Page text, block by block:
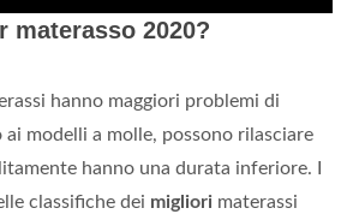
materasso 2020?
hanno maggiori problemi di
modelli a molle, possono rilasciare
hanno una durata inferiore. I
classifiche dei migliori materassi